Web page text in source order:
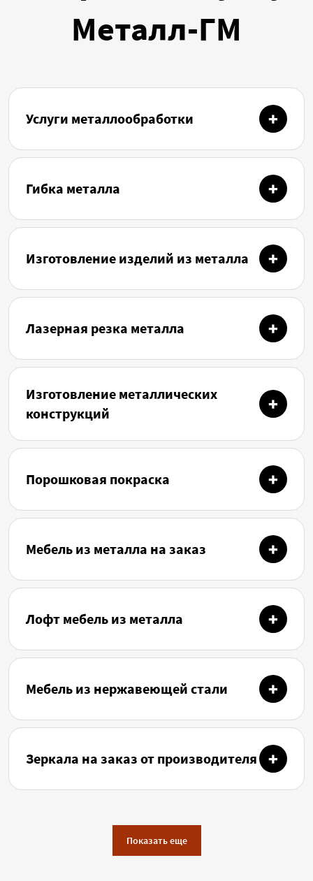
Металл-ГМ
Услуги металлообработки
Гибка металла
Изготовление изделий из металла
Лазерная резка металла
Изготовление металлических
конструкций
Порошковая покраска
Мебель из металла на заказ
Лофт мебель из металла
Мебель из нержавеющей стали
Зеркала на заказ от производителя
Показать еще